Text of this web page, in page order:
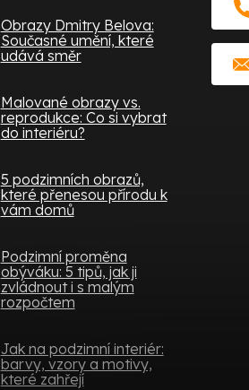
Obrazy Dmitry Belova:
Současné umění, které
udává směr
Malované obrazy vs.
reprodukce: Co si vybrat
do interiéru?
5 podzimních obrazů,
které přenesou přírodu k
vám domů
Podzimní proměna
obýváku: 5 tipů, jak ji
zvládnout i s malým
rozpočtem
Jak na podzimní interiér:
barvy, vzory a motivy,
které zahřejí